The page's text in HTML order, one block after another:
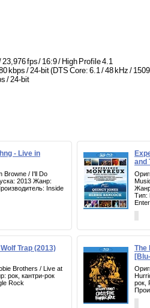
fps / 16:9 / High Profile 4.1
kbps / 24-bit (DTS Core: 6.1 / 48 kHz /
/ 24-bit
- Live in
Browne / I'll Do
2013 Жанр:
Inside
and
Тип:
Trap (2013)
Brothers / Live at
рок, кантри-рок
Rock
The
рок,